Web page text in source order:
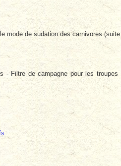
mode de sudation des carnivores
- Filtre de campagne pour les troupes